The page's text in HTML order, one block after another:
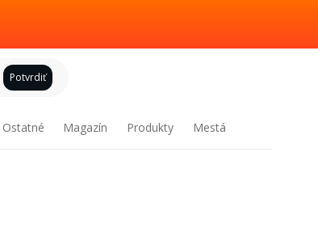
Potvrdiť
Ostatné Magazín Produkty Mestá